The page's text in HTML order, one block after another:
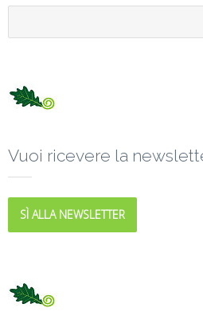
Vuoi ricevere la
SÌ ALLA NEWSLETTER